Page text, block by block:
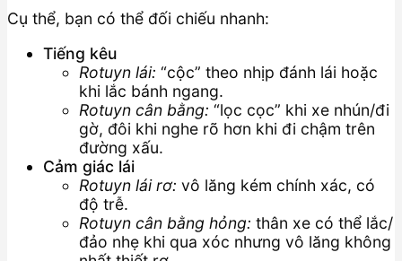
Cụ thể, bạn có thể đối chiếu nhanh:
Tiếng kêu
Rotuyn lái: “cộc” theo nhịp đánh lái hoặc
khi lắc bánh ngang.
Rotuyn cân bằng: “lọc cọc” khi xe nhún/đi
gờ, đôi khi nghe rõ hơn khi đi chậm trên
đường xấu.
Cảm giác lái
Rotuyn lái rơ: vô lăng kém chính xác, có
độ trễ.
Rotuyn cân bằng hỏng: thân xe có thể lắc/
đảo nhẹ khi qua xóc nhưng vô lăng không